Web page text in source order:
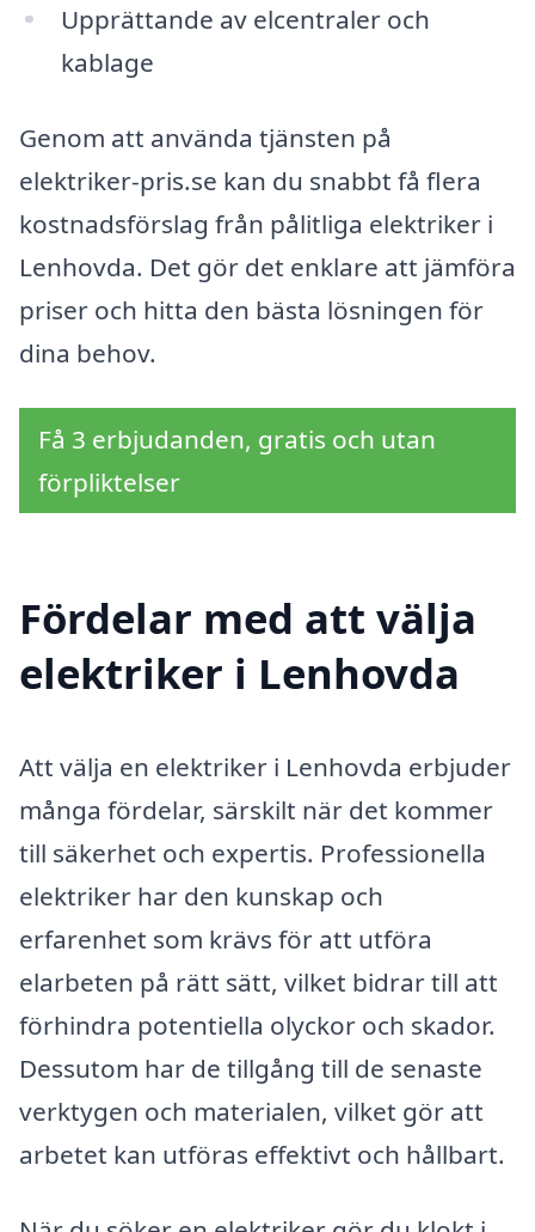
Upprättande av elcentraler och
kablage
Genom att använda tjänsten på
elektriker-pris.se kan du snabbt få flera
kostnadsförslag från pålitliga elektriker i
Lenhovda. Det gör det enklare att jämföra
priser och hitta den bästa lösningen för
dina behov.
Få 3 erbjudanden, gratis och utan
förpliktelser
Fördelar med att välja
elektriker i Lenhovda
Att välja en elektriker i Lenhovda erbjuder
många fördelar, särskilt när det kommer
till säkerhet och expertis. Professionella
elektriker har den kunskap och
erfarenhet som krävs för att utföra
elarbeten på rätt sätt, vilket bidrar till att
förhindra potentiella olyckor och skador.
Dessutom har de tillgång till de senaste
verktygen och materialen, vilket gör att
arbetet kan utföras effektivt och hållbart.